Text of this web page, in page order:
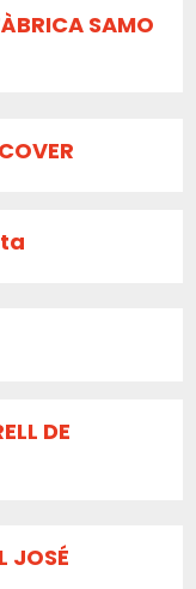
SAMO
DE
JOSÉ